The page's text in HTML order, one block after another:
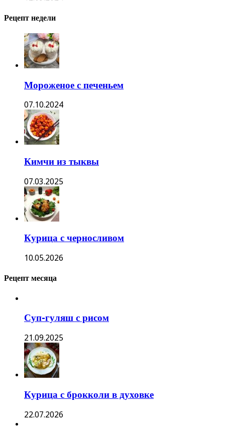
Рецепт недели
Мороженое с печеньем
07.10.2024
Кимчи из тыквы
07.03.2025
Курица с черносливом
10.05.2026
Рецепт месяца
Суп-гуляш с рисом
21.09.2025
Курица с брокколи в духовке
22.07.2026